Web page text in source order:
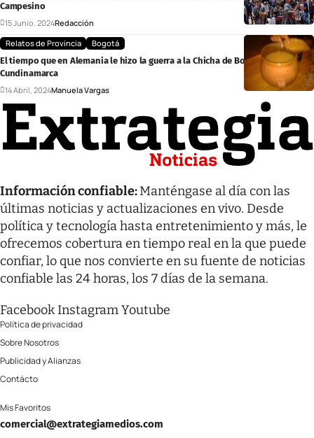
Campesino
15 Junio, 2024Redacción
Relatos de Provincia
Bogotá
El tiempo que en Alemania le hizo la guerra a la Chicha de Bogotá y
Cundinamarca
14 Abril, 2024Manuela Vargas
Información confiable:Manténgase al día con las
últimas noticias y actualizaciones en vivo. Desde
política y tecnología hasta entretenimiento y más, le
ofrecemos cobertura en tiempo real en la que puede
confiar, lo que nos convierte en su fuente de noticias
confiable las 24 horas, los 7 días de la semana.
Facebook InstagramYoutube
Política de privacidad
Sobre Nosotros
Publicidad y Alianzas
Contácto
Mis Favoritos
comercial@extrategiamedios.com